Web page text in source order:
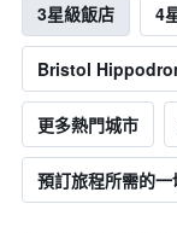
3星級飯店 4
Bristol
更多熱門城市
預訂旅程所需的一